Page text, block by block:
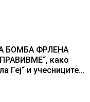
БОМБА ФРЛЕНА
како
Геј“ и учесниците